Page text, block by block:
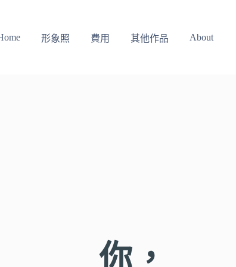
形象照 費用 其他作品 About
你，